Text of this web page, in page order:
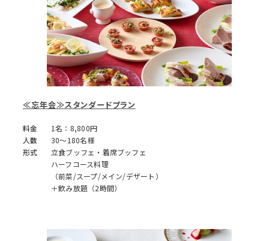
≪忘年会≫スタンダードプラン
料金
1名：8,800円
人数
30～180名様
形式
立食ブッフェ・着席ブッフェ
ハーフコース料理
（前菜/スープ/メイン/デザート）
＋飲み放題（2時間）